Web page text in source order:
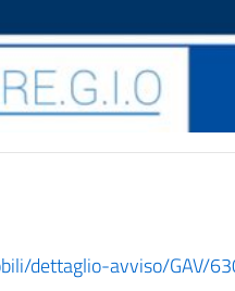
dettaglio-avviso/GAV/